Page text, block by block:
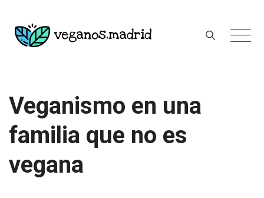
content
Veganismo en una
familia que no es
vegana